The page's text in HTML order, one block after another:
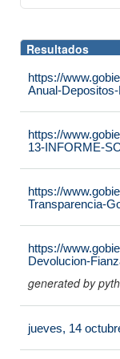
Resultados
https://
Anual-
https://
13-INFORME-
https://
Transparencia-
https://
Devolucion-
generated by
jueves, 14